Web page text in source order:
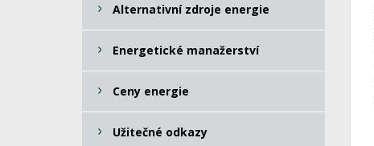
Alternativní zdroje energie
Energetické manažerství
Ceny energie
Užitečné odkazy